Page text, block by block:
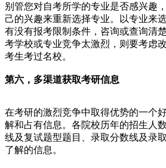
别管您对自考所学的专业是否感兴趣
己的兴趣来重新选择专业。以专业来
有没有报考限制条件，咨询或查询清
考学校或专业竞争太激烈，则要考虑
考生考过名校。
第六，多渠道获取考研信息
在考研的激烈竞争中取得优势的一个
解和占有信息。各院校历年的招生人
线及复试题型题目、录取分数线及录
了解的信息。